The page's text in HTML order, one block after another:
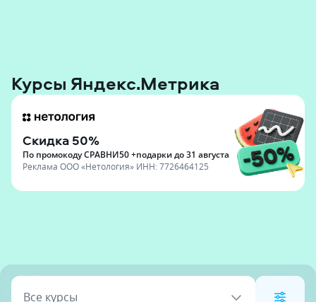
Курсы Яндекс.Метрика
Скидка 50%
По промокоду СРАВНИ50 +подарки до 31 августа
Реклама ООО «Нетология» ИНН:7726464125
Все курсы